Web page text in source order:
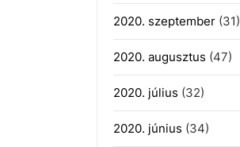
2020. szeptember(31)
2020. augusztus (47)
2020. július (32)
2020. június (34)